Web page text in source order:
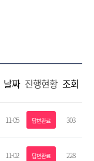
날짜 진행현황 조회
11-05 답변완료 303
11-02 답변완료 228